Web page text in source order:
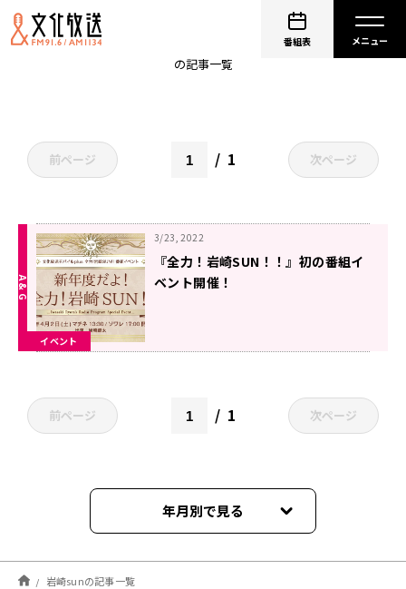
番組表
の記事一覧
前ページ 1 次ページ
イベント
3/23, 2022
『全力！岩崎SUN！！』初の番組イ
ベント開催！
前ページ 1 次ページ
年月別で見る
2026年04月
岩崎sunの記事一覧